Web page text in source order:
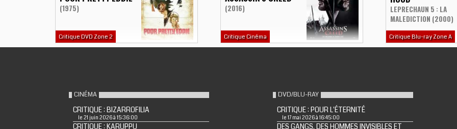
(1975)
Critique DVD Zone 2
(2016)
Critique Cinéma
LEPRECHAUN 5 : LA
MALEDICTION (2000)
Critique Blu-ray Zone A
CINÉMA
CRITIQUE : BIZARROFILIA
le 21 juin 2026 à 15:36:00
CRITIQUE : KARUPPU
DVD/BLU-RAY
CRITIQUE : POUR L'ÉTERNITÉ
le 17 mai 2026 à 16:45:00
DES GANGS, DES HOMMES INVISIBLES ET